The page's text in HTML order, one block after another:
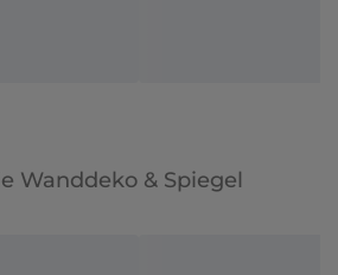
Wanddeko & Spiegel